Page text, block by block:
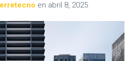
en abril 8, 2025